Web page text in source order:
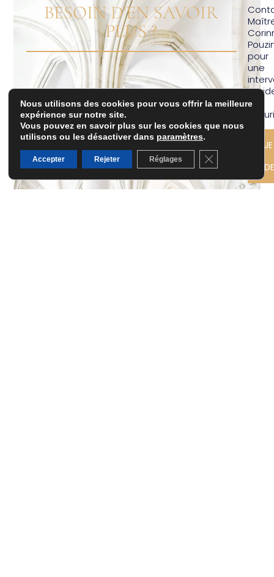
BESOIN D'EN SAVOIR
PLUS ?
pour
une
et
Nous utilisons des cookies pour vous offrir la meilleure
expérience sur notre site.
Vous pouvez en savoir plus sur les cookies que nous
utilisons ou les désactiver dans paramètres.
Accepter Rejeter Réglages Fermer la